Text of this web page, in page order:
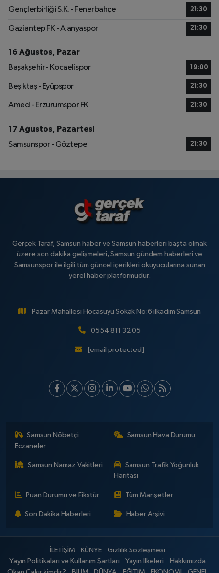
Gençlerbirliği S.K. - Fenerbahçe 21:30
Gaziantep FK - Alanyaspor 21:30
16 Ağustos, Pazar
Başakşehir - Kocaelispor
19:00
Beşiktaş - Eyüpspor 21:30
Amed - Erzurumspor FK 21:30
17 Ağustos, Pazartesi
Samsunspor - Göztepe
21:30
Gerçek Taraf, Samsun haber ve Samsun haberleri başta olmak
üzere son dakika gelişmeleri, Samsun gündem haberleri ve
Samsunspor ile ilgili tüm güncel içerikleri okuyucularına sunan
yerel haber platformudur.
Pazar Mahallesi Hocasuyu Sokak No:6 ilkadım Samsun
0554 811 32 05
[email protected]
Samsun Nöbetçi
Eczaneler
Samsun Hava Durumu
Samsun Namaz Vakitleri
Samsun Trafik Yoğunluk
Haritası
Puan Durumu ve Fikstür Tüm Manşetler
Son Dakika Haberleri Haber Arşivi
İLETİŞİM KÜNYE
Gizlilik Sözleşmesi
Yayın Politikaları ve Kullanım Şartları
Yayın İlkeleri
Hakkımızda